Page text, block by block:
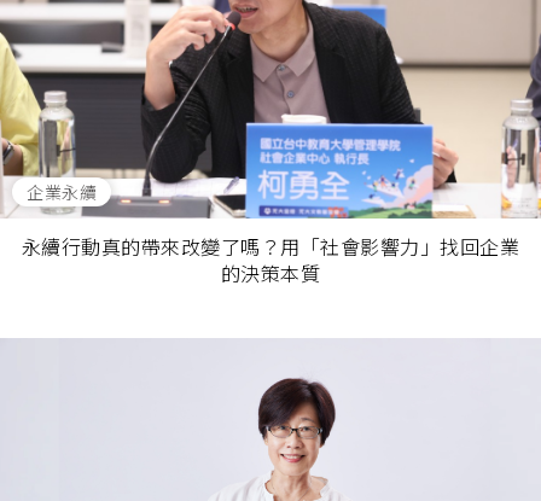
企業永續
永續行動真的帶來改變了嗎？用「社會影響力」找回企業
的決策本質